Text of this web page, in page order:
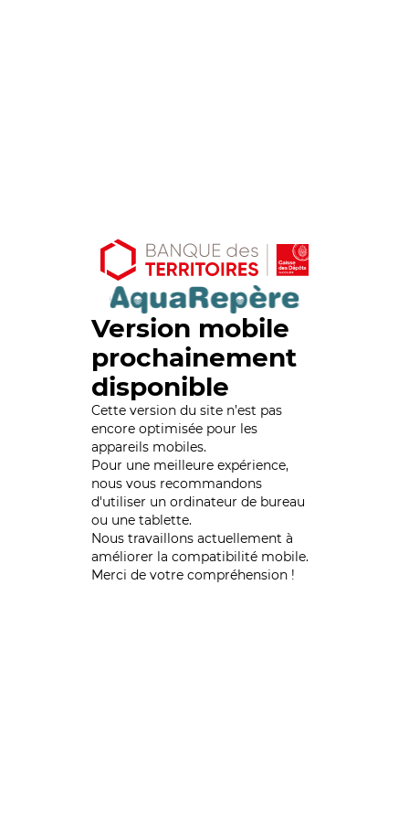
Version mobile
prochainement
disponible
Cette version du site n’est pas
encore optimisée pour les
appareils mobiles.
Pour une meilleure expérience,
nous vous recommandons
d'utiliser un ordinateur de bureau
ou une tablette.
Nous travaillons actuellement à
améliorer la compatibilité mobile.
Merci de votre compréhension !